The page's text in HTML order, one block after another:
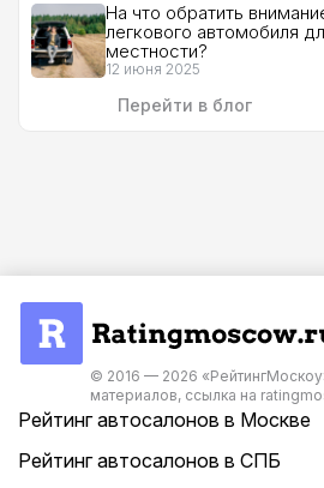
На что обратить
легкового автомобиля
местности?
12 июня 2025
Перейти в блог
© 2016 — 2026
материалов, ссылка на
Рейтинг автосалонов в Москве
Рейтинг автосалонов в СПБ